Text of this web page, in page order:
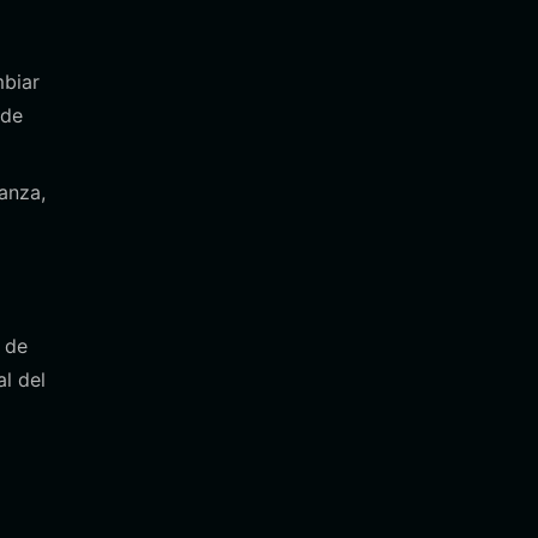
de
del